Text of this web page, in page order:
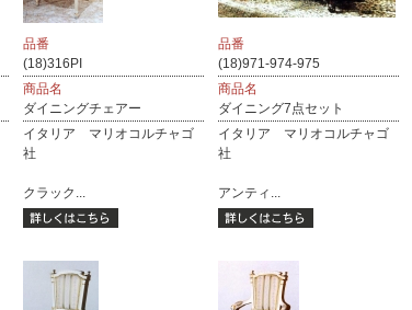
品番
(18)316PI
商品名
ダイニングチェアー
イタリア マリオコルチャゴ
社
クラック...
品番
(18)971-974-975
商品名
ダイニング7点セット
イタリア マリオコルチャゴ
社
アンティ...